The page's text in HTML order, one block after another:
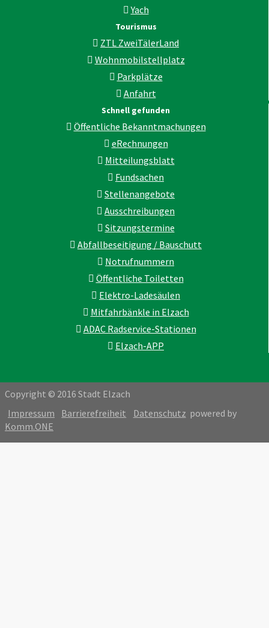
Yach
Tourismus
ZTL ZweiTälerLand
Wohnmobilstellplatz
Parkplätze
Anfahrt
Schnell gefunden
Öffentliche Bekanntmachungen
eRechnungen
Mitteilungsblatt
Fundsachen
Stellenangebote
Ausschreibungen
Sitzungstermine
Abfallbeseitigung / Bauschutt
Notrufnummern
Öffentliche Toiletten
Elektro-Ladesäulen
Mitfahrbänkle in Elzach
ADAC Radservice-Stationen
Elzach-APP
Copyright © 2016 Stadt Elzach
Impressum
Barrierefreiheit Datenschutz powered by
Komm.ONE